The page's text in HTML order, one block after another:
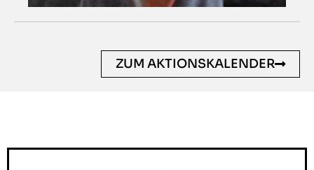
ZUM AKTIONSKALENDER